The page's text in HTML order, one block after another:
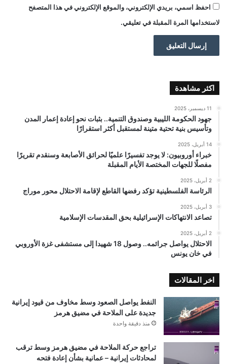
احفظ اسمي، بريدي الإلكتروني، والموقع الإلكتروني في هذا المتصفح
لاستخدامها المرة المقبلة في تعليقي.
اكثر مشاهدة
11 ديسمبر، 2025
جهود الحكومة الليبية وصندوق التنمية.. بثبات نحو إعادة إعمار المدن
وتأسيس بنية تحتية متينة لمستقبل أكثر استقرارًا
14 أبريل، 2025
خبراء أوروبيون: لا يوجد تفسيرًا علميًا لحرائق الأصابعة وسنقدم تقريرًا
مفصلًا للجهات المختصة الأيام المقبلة
2 أبريل، 2025
الرئاسة الفلسطينية تؤكد رفضها القاطع لإقامة الاحتلال محور موراج
3 أبريل، 2025
تصاعد الانتهاكات الإسرائيلية بحق المقدسات الإسلامية
2 أبريل، 2025
الاحتلال يواصل جرائمه.. وصول 18 شهيدا إلى مستشفى غزة الأوروبي
في خان يونس
اخر المقالات
النفط يواصل الصعود وسط مخاوف من قيود إيرانية
جديدة على الملاحة في مضيق هرمز
منذ دقيقة واحدة
تراجع حركة الملاحة في مضيق هرمز وسط ترقب
لمحادثات إيرانية – عمانية بشأن إعادة فتحه